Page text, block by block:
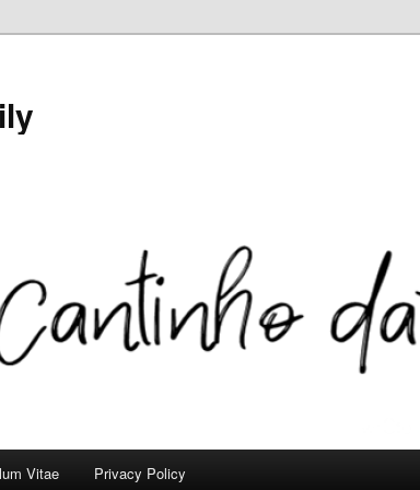
Vitae Privacy Policy